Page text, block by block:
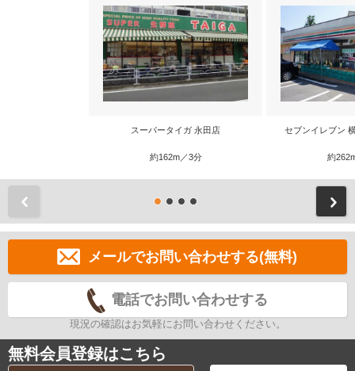
スーパータイガ 永田店
約162m／3分
セブンイレブン
約
メールでお問い合わせする(無料)
電話でお問い合わせする
現況の確認はお気軽にお問い合わせください。
無料会員登録はこちら